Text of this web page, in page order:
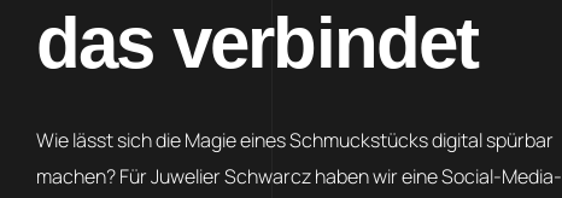
das verbindet
Wie lässt sich die Magie eines Schmuckstücks digital spürbar
machen? Für Juwelier Schwarcz haben wir eine Social-Media-